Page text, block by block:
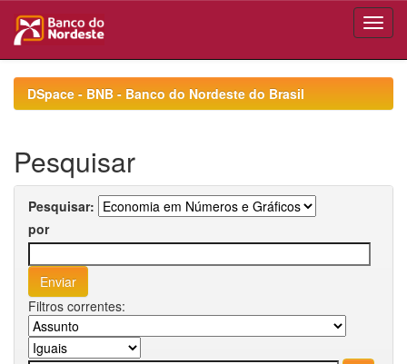
navigationDSpace - BNB - Banco do Nordeste do Brasil
Pesquisar
Pesquisar:
por
Filtros correntes: